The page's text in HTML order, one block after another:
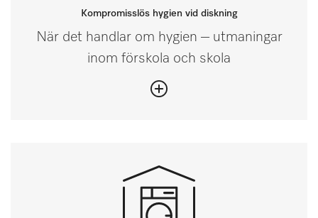
Kompromisslös hygien vid diskning
När det handlar om hygien – utmaningar
inom förskola och skola